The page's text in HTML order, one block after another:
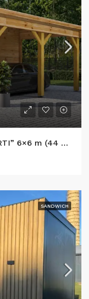
Medinis garažas su stogine “ARTI” 6×6 m (44 mm)
SANDWICH